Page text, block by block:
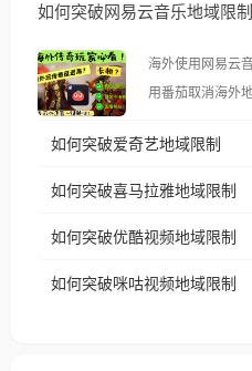
示语。 海外用户如香港、澳门、台湾、美国、加拿
像其他音乐平台
仅能在中国大陆地区播放。 遇到
使用番茄回国加
台湾、美国、加
权限制所困扰。
如何突破网易云音乐地域限制
海外使用网易云
用番茄取消海外地区限制。 当在
播放”的提示语。 海外用户如香港、澳门、台湾、美
国、加拿大、澳
制问题，且仅能在中国
户收听网易云音
如何突破爱奇艺地域限制
如何突破喜马拉雅地域限制
如何突破优酷视频地域限制
如何突破咪咕视频地域限制